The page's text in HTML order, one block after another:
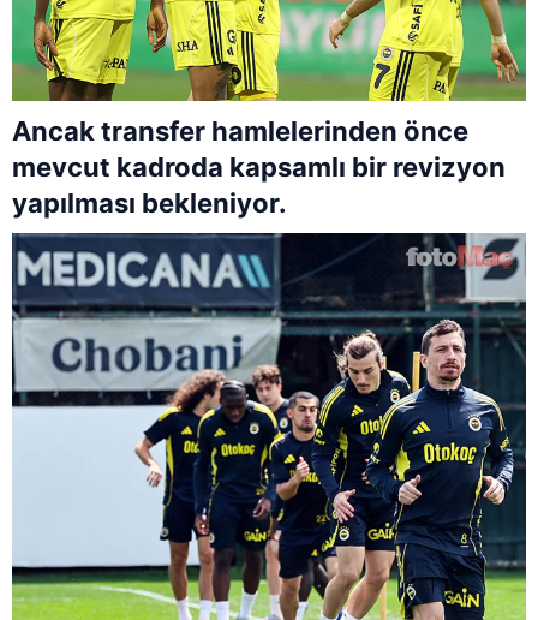
Ancak transfer hamlelerinden önce
mevcut kadroda kapsamlı bir revizyon
yapılması bekleniyor.